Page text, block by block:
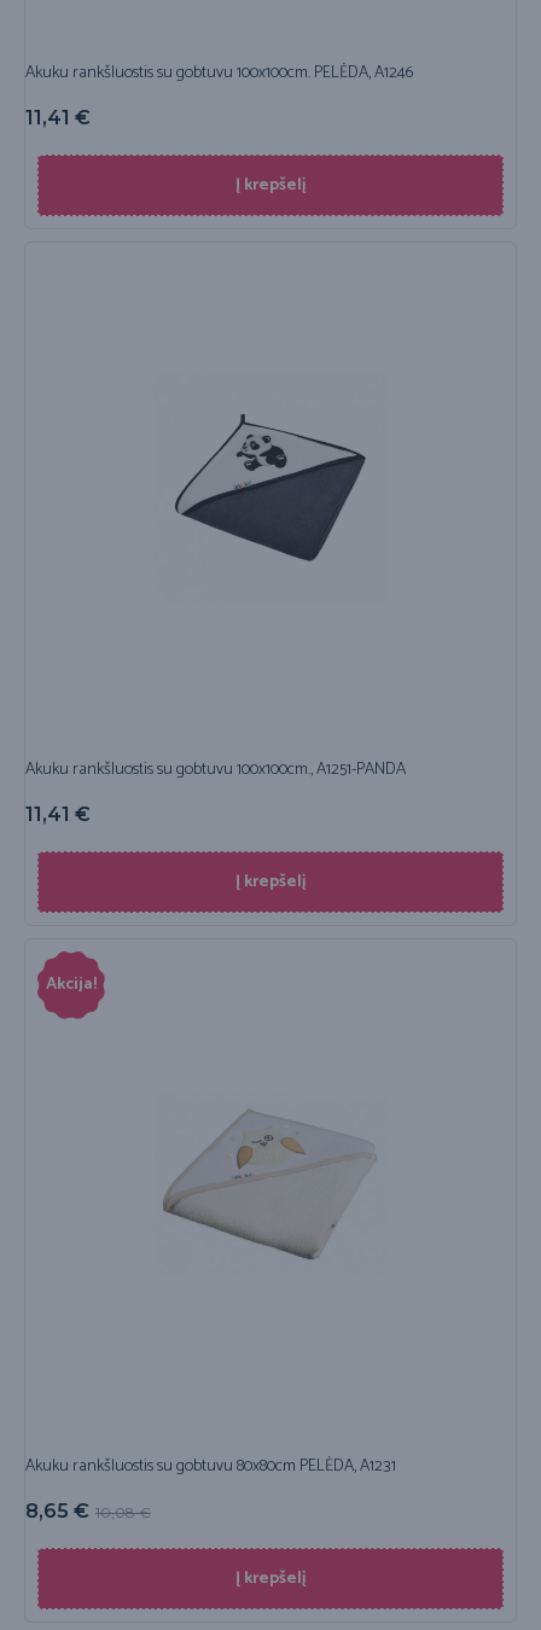
Akuku rankšluostis su gobtuvu 100x100cm. PELĖDA, A1246
11,41 €
Į krepšelį
Akuku rankšluostis su gobtuvu 100x100cm., A1251-PANDA
11,41 €
Į krepšelį
Akcija!
Akuku rankšluostis su gobtuvu 80x80cm PELĖDA, A1231
10,08€
8,65 €
Į krepšelį